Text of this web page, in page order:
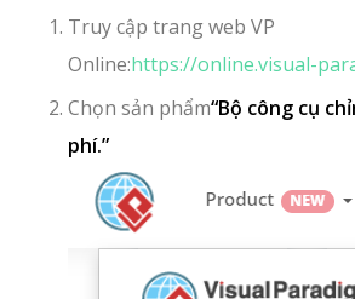
Truy cập trang web VP
Online:https://online.visual-
Chọn sản phẩm“Bộ công cụ
phí.”